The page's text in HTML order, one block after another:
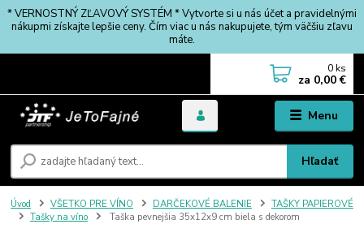
* VERNOSTNÝ ZĽAVOVÝ SYSTÉM * Vytvorte si u nás účet a pravidelnými
nákupmi získajte lepšie ceny. Čím viac u nás nakupujete, tým väčšiu zľavu
máte.
Menu
Hľadať
0 ks
za 0,00 €
Úvod VŠETKO PRE VÍNO DARČEKOVÉ BALENIE
TAŠKY PAPIEROVÉ
Tašky na víno
Taška pevnejšia 35x12x9 cm biela s dekorom